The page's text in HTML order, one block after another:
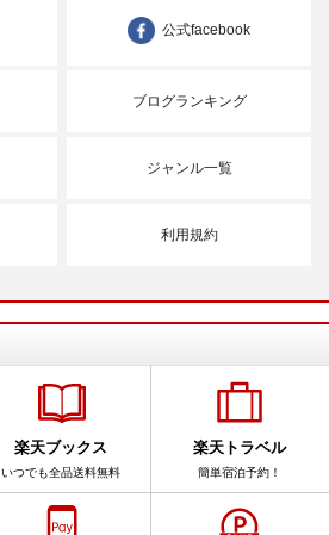
公式facebook
ブログランキング
ジャンル一覧
利用規約
楽天ブックス
いつでも全品送料無料
楽天トラベル
簡単宿泊予約！